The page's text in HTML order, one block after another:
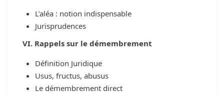
L’aléa : notion indispensable
Jurisprudences
VI. Rappels sur le démembrement
Définition Juridique
Usus, fructus, abusus
Le démembrement direct